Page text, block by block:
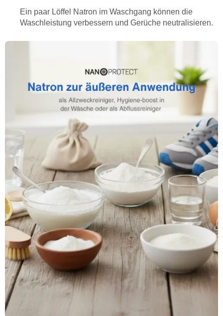
Ein paar Löffel Natron im Waschgang können die
Waschleistung verbessern und Gerüche neutralisieren.